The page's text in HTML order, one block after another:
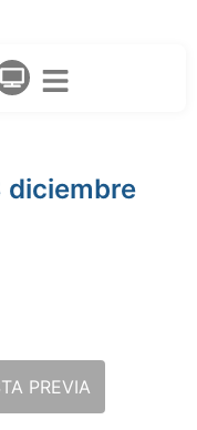
diciembre
PREVIA